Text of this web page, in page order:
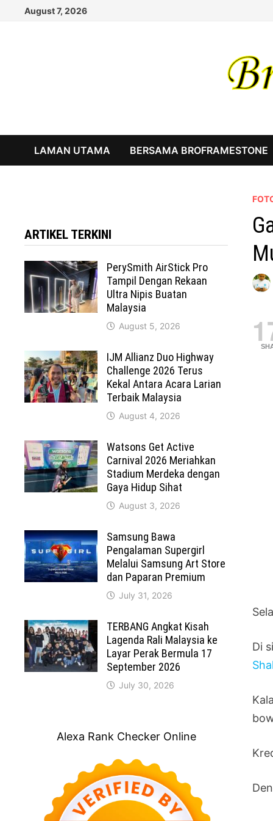
August 7, 2026
LAMAN UTAMA BERSAMA BROFRAMESTONE
Di
ARTIKEL TERKINI
PerySmith AirStick Pro
Tampil Dengan Rekaan
Ultra Nipis Buatan
Malaysia
August 5, 2026
IJM Allianz Duo Highway
Challenge 2026 Terus
Kekal Antara Acara Larian
Terbaik Malaysia
August 4, 2026
Watsons Get Active
Carnival 2026 Meriahkan
Stadium Merdeka dengan
Gaya Hidup Sihat
August 3, 2026
Samsung Bawa
Pengalaman Supergirl
Melalui Samsung Art Store
dan Paparan Premium
July 31, 2026
TERBANG Angkat Kisah
Lagenda Rali Malaysia ke
Layar Perak Bermula 17
September 2026
July 30, 2026
Alexa Rank Checker Online